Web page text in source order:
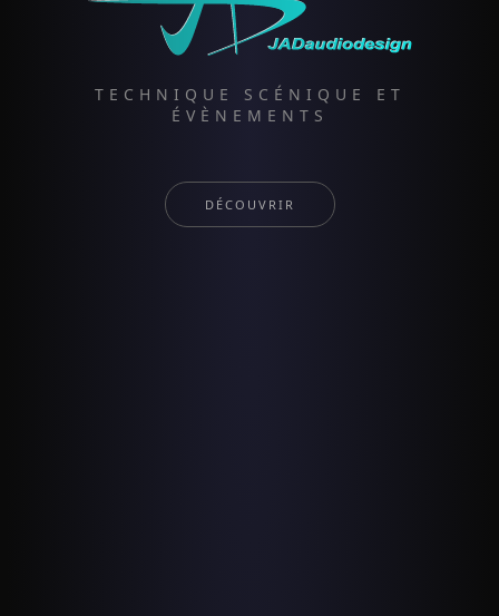
TECHNIQUE SCÉNIQUE ET
ÉVÈNEMENTS
DÉCOUVRIR